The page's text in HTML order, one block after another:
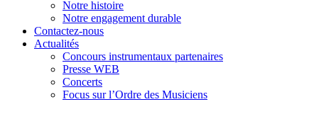
Notre histoire
Notre engagement durable
Contactez-nous
Actualités
Concours instrumentaux partenaires
Presse WEB
Concerts
Focus sur l’Ordre des Musiciens